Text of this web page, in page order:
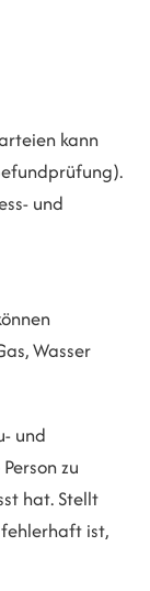
kann
und
Wasser
und
zu
hat. Stellt
ist,